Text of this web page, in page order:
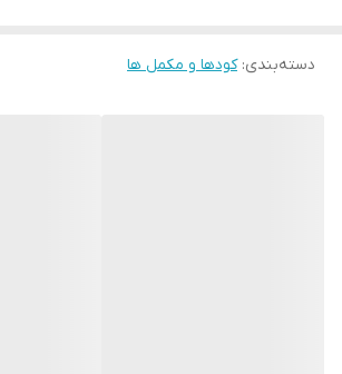
دسته‌بندی:کودها و مکمل ها